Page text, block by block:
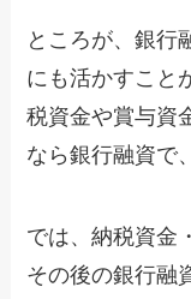
ところが、銀行
にも活かすこと
税資金や賞与資
なら銀行融資で
では、納税資金
その後の銀行融